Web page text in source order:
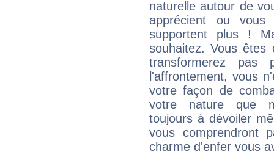
naturelle autour de
apprécient ou
supportent plus !
souhaitez. Vous
transformerez
l'affrontement, vous
votre façon de
votre nature que
toujours à dévoiler
vous comprendront
charme d'enfer vous